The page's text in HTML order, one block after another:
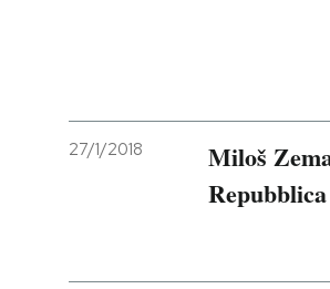
27/1/2018
Miloš